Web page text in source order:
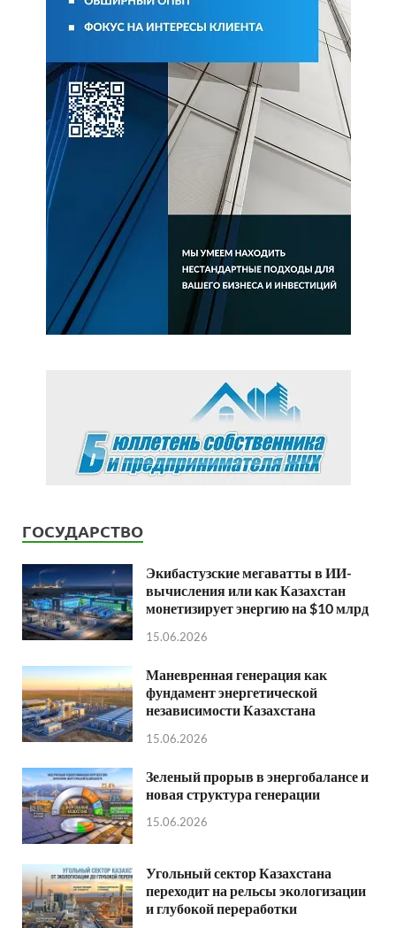
ГОСУДАРСТВО
Экибастузские мегаватты в ИИ-
вычисления или как Казахстан
монетизирует энергию на $10 млрд
15.06.2026
Маневренная генерация как
фундамент энергетической
независимости Казахстана
15.06.2026
Зеленый прорыв в энергобалансе и
новая структура генерации
15.06.2026
Угольный сектор Казахстана
переходит на рельсы экологизации
и глубокой переработки